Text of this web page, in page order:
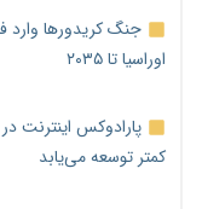
اوراسیا تا ۲۰۳۵
پارادوکس اینترنت
کمتر توسعه می‌یابد